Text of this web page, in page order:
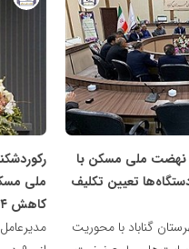
نهضت ملی مسکن با
تعیین تکلیف
گناباد با محوریت
کاهش ۳۴ درصدی ناترازی
مسکن